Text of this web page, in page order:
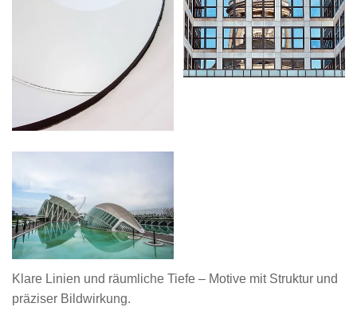
Klare Linien und räumliche Tiefe – Motive mit Struktur und
präziser Bildwirkung.